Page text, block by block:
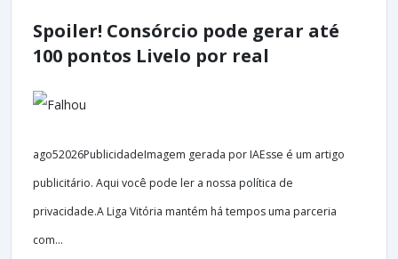
Spoiler! Consórcio pode gerar até
100 pontos Livelo por real
ago52026PublicidadeImagem gerada por IAEsse é um artigo
publicitário. Aqui você pode ler a nossa política de
privacidade.A Liga Vitória mantém há tempos uma parceria
com...